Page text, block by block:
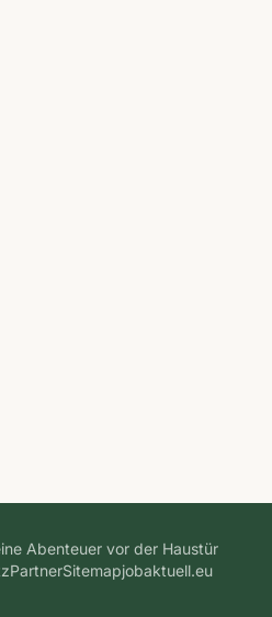
Abenteuer vor der Haustür
PartnerSitemapjobaktuell.eu